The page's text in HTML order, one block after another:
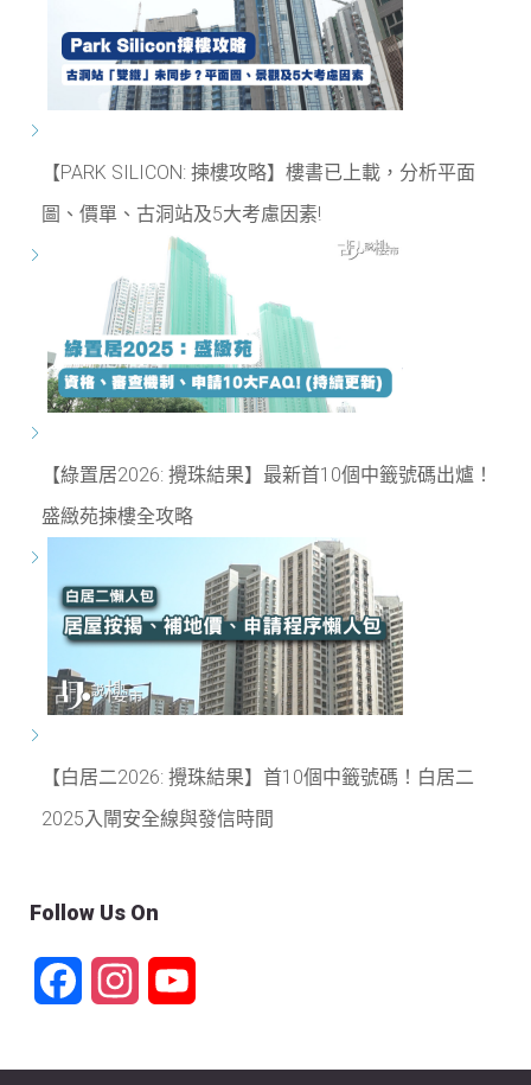
【PARK SILICON: 揀樓攻略】樓書已上載，分析平面
圖、價單、古洞站及5大考慮因素!
【綠置居2026: 攪珠結果】最新首10個中籤號碼出爐！
盛緻苑揀樓全攻略
【白居二2026: 攪珠結果】首10個中籤號碼！白居二
2025入閘安全線與發信時間
Follow Us On
FacebookInstagram